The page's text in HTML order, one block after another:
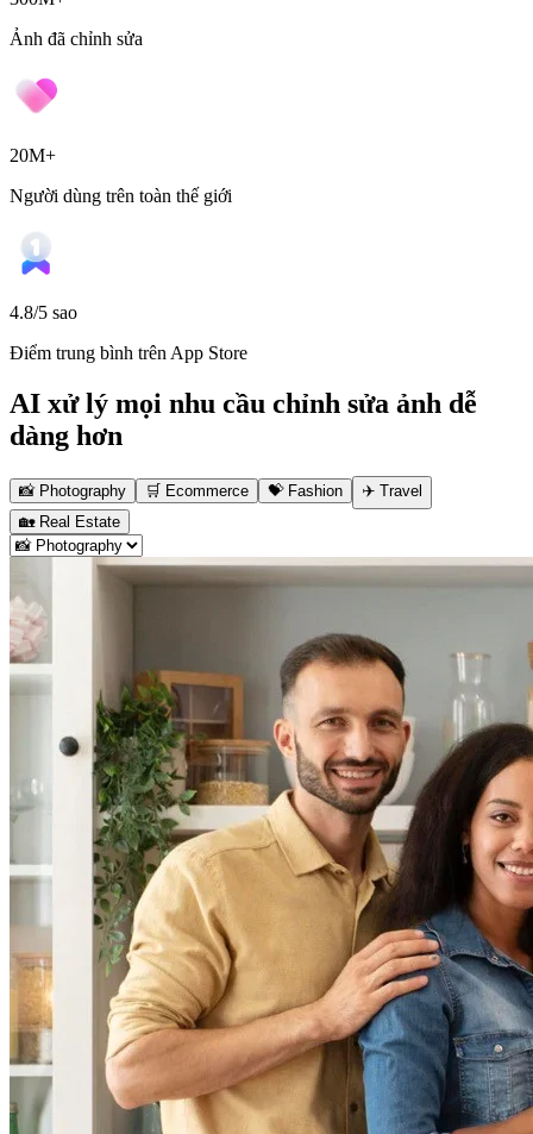
Ảnh đã chỉnh sửa
20M+
Người dùng trên toàn thế giới
4.8/5 sao
Điểm trung bình trên App Store
AI xử lý mọi nhu cầu chỉnh sửa ảnh dễ
dàng hơn
📸 Photography 🛒 Ecommerce 💝 Fashion ✈️ Travel
🏡 Real Estate